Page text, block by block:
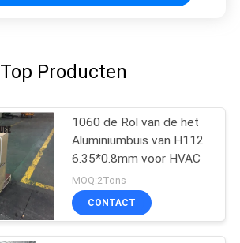
Top Producten
1060 de Rol van de het
Aluminiumbuis van H112
6.35*0.8mm voor HVAC
MOQ:2Tons
CONTACT